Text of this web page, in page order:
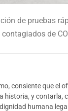
de pruebas
de
consiente que el
historia, y contarla,
humana